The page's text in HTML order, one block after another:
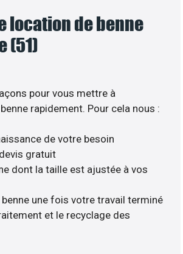
location de benne
(51)
pour vous mettre à
rapidement. Pour cela nous :
de votre besoin
gratuit
dont la taille est ajustée à vos
une fois votre travail terminé
et le recyclage des